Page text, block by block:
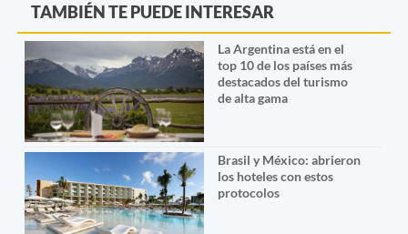
TAMBIÉN TE PUEDE INTERESAR
La Argentina está en el
top 10 de los países más
destacados del turismo
de alta gama
Brasil y México: abrieron
los hoteles con estos
protocolos